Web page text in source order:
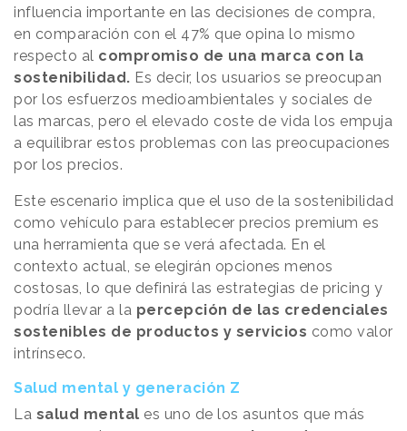
influencia importante en las decisiones de compra,
en comparación con el 47% que opina lo mismo
respecto al compromiso de una marca con la
sostenibilidad. Es decir, los usuarios se preocupan
por los esfuerzos medioambientales y sociales de
las marcas, pero el elevado coste de vida los empuja
a equilibrar estos problemas con las preocupaciones
por los precios.
Este escenario implica que el uso de la sostenibilidad
como vehículo para establecer precios premium es
una herramienta que se verá afectada. En el
contexto actual, se elegirán opciones menos
costosas, lo que definirá las estrategias de pricing y
podría llevar a la percepción de las credenciales
sostenibles de productos y servicios como valor
intrínseco.
Salud mental y generación Z
La salud mental es uno de los asuntos que más